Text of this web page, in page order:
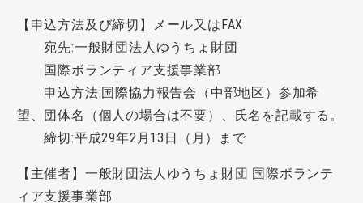
【申込方法及び締切】メール又はFAX
宛先:一般財団法人ゆうちょ財団
国際ボランティア支援事業部
申込方法:国際協力報告会（中部地区）参加希
望、団体名（個人の場合は不要）、氏名を記載する。
締切:平成29年2月13日（月）まで
【主催者】一般財団法人ゆうちょ財団 国際ボランテ
ィア支援事業部